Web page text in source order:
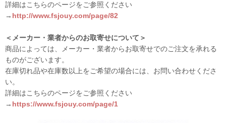
詳細はこちらのページをご参照ください
→ http://www.fsjouy.com/page/82
＜メーカー・業者からのお取寄せについて＞
商品によっては、メーカー・業者からお取寄せでのご注文を承れる
ものがございます。
在庫切れ品や在庫数以上をご希望の場合には、お問い合わせくださ
い。
詳細はこちらのページをご参照ください
→ https://www.fsjouy.com/page/1